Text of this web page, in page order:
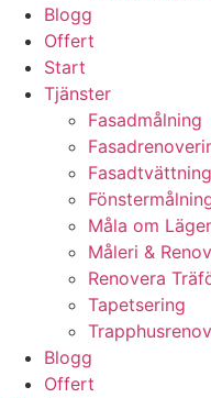
Blogg
Offert
Start
Tjänster
Fasadmålning
Fasadtvättning
Måla om
Måleri &
Renovera
Tapetsering
Blogg
Offert